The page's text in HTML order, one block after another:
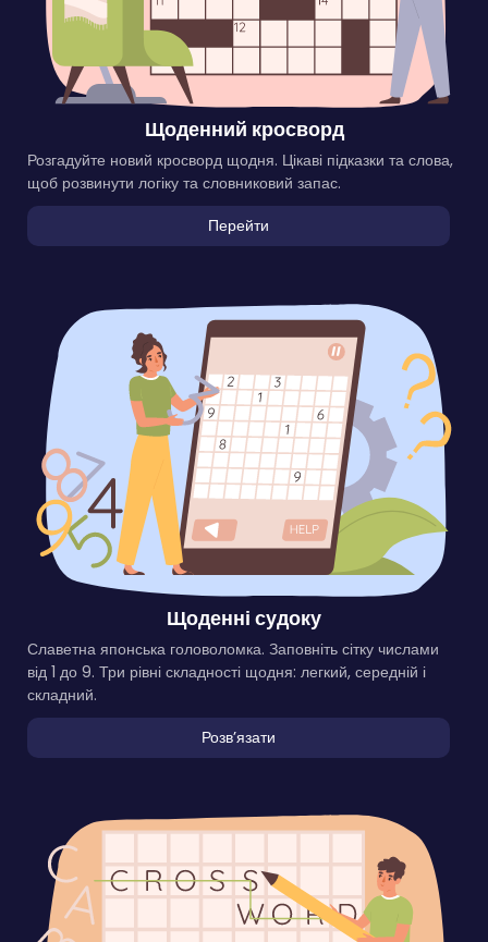
Щоденний кросворд
Розгадуйте новий кросворд щодня. Цікаві підказки та слова,
щоб розвинути логіку та словниковий запас.
Перейти
Щоденні судоку
Славетна японська головоломка. Заповніть сітку числами
від 1 до 9. Три рівні складності щодня: легкий, середній і
складний.
Розвʼязати